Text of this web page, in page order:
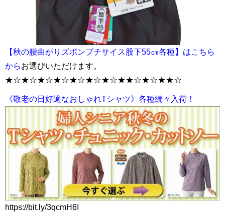
【秋の腰曲がりズボンプチサイス股下55㎝各種】はこちら
からお選びいただけます。
★☆★☆★☆★☆★☆★☆★☆★★☆★☆★★☆
《敬老の日好適なおしゃれTシャツ》各種続々入荷！
https://bit.ly/3qcmH6I